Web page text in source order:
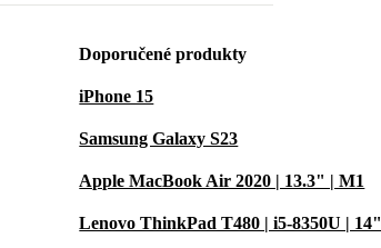
Doporučené produkty
iPhone 15
Samsung Galaxy S23
Apple MacBook Air 2020 | 13.3" | M1
Lenovo ThinkPad T480 | i5-8350U | 14"